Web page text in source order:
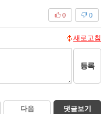
0
0
새로고침
등록
다음 댓글보기